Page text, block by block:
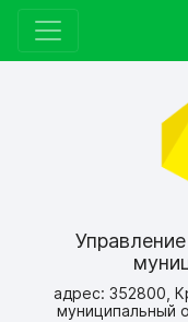
адрес: 352800,
муниципальный